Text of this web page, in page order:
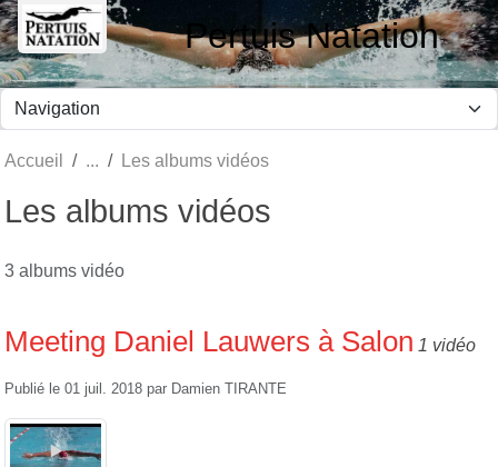
Pertuis Natation
Accueil Les albums vidéos
Les albums vidéos
3 albums vidéo
Meeting Daniel Lauwers à Salon 1 vidéo
Publié le 01 juil. 2018 par Damien TIRANTE
Panneau de gestion des cookies